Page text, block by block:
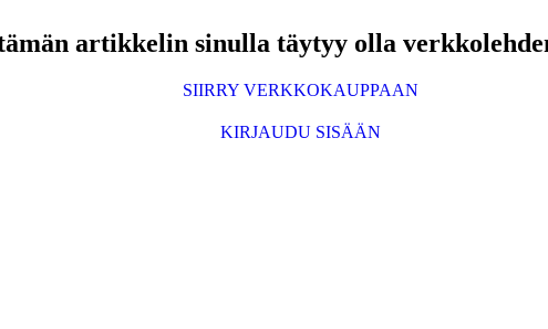
artikkelin sinulla täytyy olla
SIIRRY VERKKOKAUPPAAN
KIRJAUDU SISÄÄN